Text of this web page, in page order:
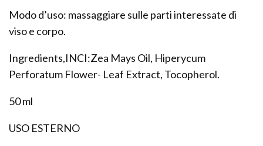
Modo d’uso: massaggiare sulle parti interessate di
viso e corpo.
Ingredients,INCI:Zea Mays Oil, Hiperycum
Perforatum Flower- Leaf Extract, Tocopherol.
50 ml
USO ESTERNO